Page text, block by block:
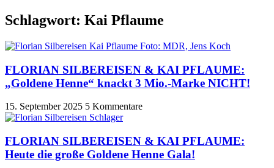
Schlagwort: Kai Pflaume
FLORIAN SILBEREISEN & KAI PFLAUME:
„Goldene Henne“ knackt 3 Mio.-Marke NICHT!
15. September 2025 5 Kommentare
FLORIAN SILBEREISEN & KAI PFLAUME:
Heute die große Goldene Henne Gala!